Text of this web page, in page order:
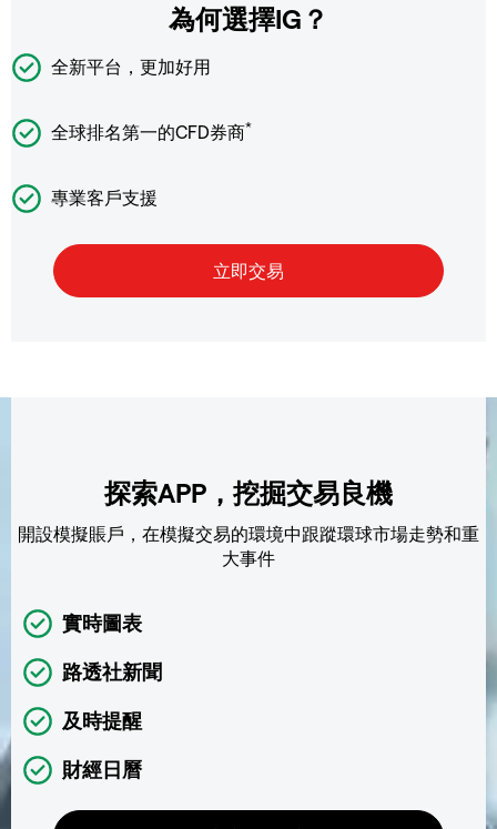
為何選擇IG？
全新平台，更加好用
全球排名第一的CFD券商*
專業客戶支援
探索APP，挖掘交易良機
開設模擬賬戶，在模擬交易的環境中跟蹤環球市場走勢和重
大事件
實時圖表
路透社新聞
及時提醒
財經日曆